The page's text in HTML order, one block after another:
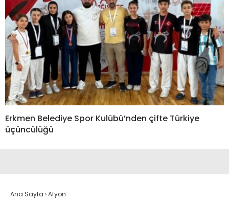
Erkmen Belediye Spor Kulübü’nden çifte Türkiye
üçüncülüğü
Ana Sayfa ›Afyon